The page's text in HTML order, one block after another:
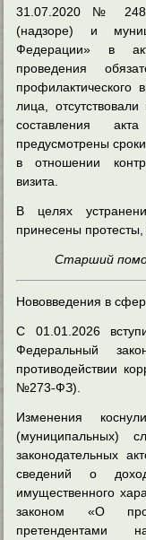
31.07.2020 № 248-
(надзоре) и
Федерации» в
проведения
профилактического
лица,
составления
предусмотрены
в отношении
визита.
В целях
принесены протесты,
Старший
Нововведения в
С 01.01.2026
Федеральный
противодействии
№273-ФЗ).
Изменения
(муниципальных)
законодательных
сведений о
имущественного
законом «О
претендентами